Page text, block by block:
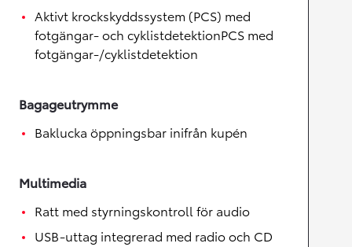
Aktivt krockskyddssystem (PCS) med
fotgängar- och cyklistdetektionPCS med
fotgängar-/cyklistdetektion
Bagageutrymme
Baklucka öppningsbar inifrån kupén
Multimedia
Ratt med styrningskontroll för audio
USB-uttag integrerad med radio och CD